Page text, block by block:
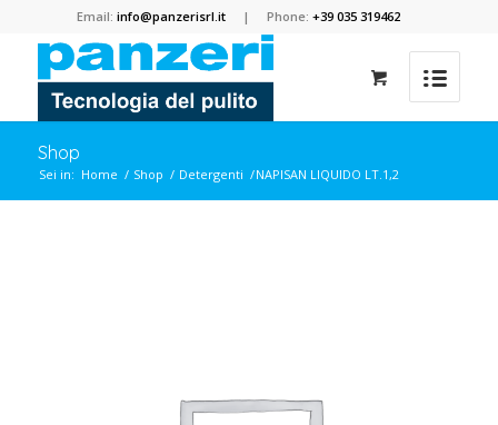
Email:info@panzerisrl.it | Phone:+39 035 319462
Shop
Sei in: Home / Shop / Detergenti /NAPISAN LIQUIDO LT.1,2